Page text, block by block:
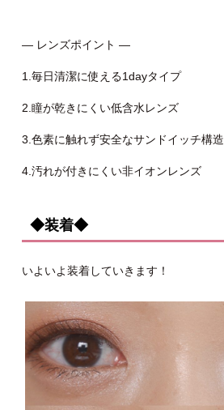
— レンズポイント —
1.毎日清潔に使える1dayタイプ
2.瞳が乾きにくい低含水レンズ
3.色素に触れず安全なサンドイッチ構造
4.汚れが付きにくい非イオンレンズ
◆装着◆
いよいよ装着していきます！